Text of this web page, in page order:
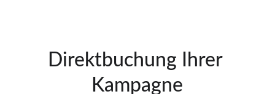
Direktbuchung Ihrer
Kampagne